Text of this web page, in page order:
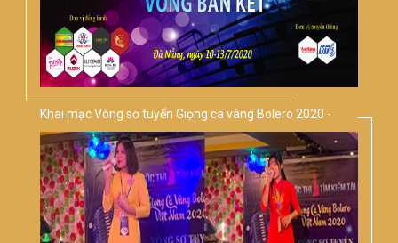
Khai mạc Vòng sơ tuyển Giọng ca vàng Bolero 2020 -
Khu vực phía Nam